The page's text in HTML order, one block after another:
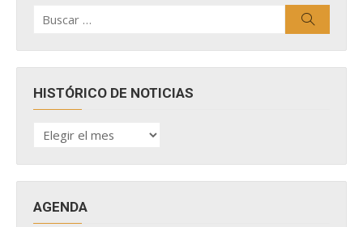
por:
HISTÓRICO DE NOTICIAS
HISTÓRICO
DE
AGENDA